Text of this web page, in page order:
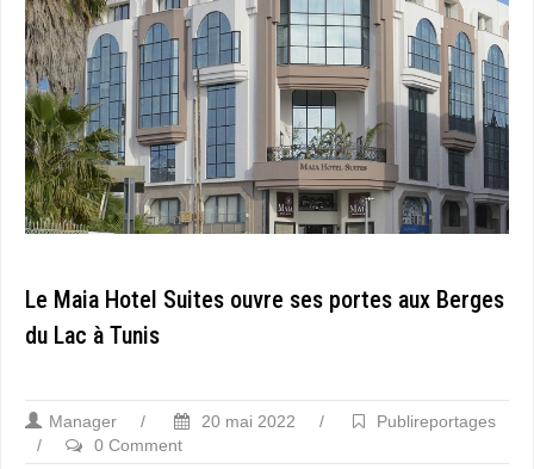
Le Maia Hotel Suites ouvre ses portes aux Berges
du Lac à Tunis
Manager / 20 mai 2022 /
Publireportages
/
0 Comment